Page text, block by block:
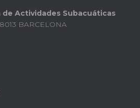
de Actividades Subacuáticas
BARCELONA